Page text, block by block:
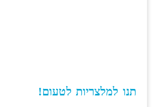
תנו למלצריות לטעום!